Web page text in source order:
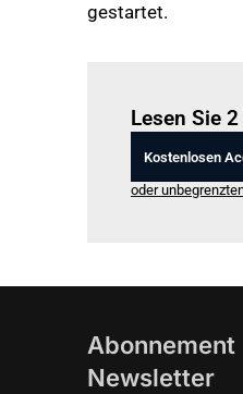
gestartet.
Lesen Sie
Kostenlosen
oder
Abonnement
Newsletter